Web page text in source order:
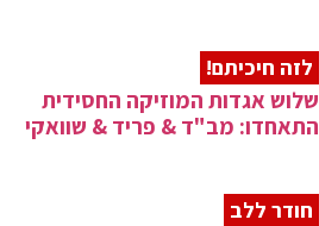
לזה חיכיתם!
שלוש אגדות המוזיקה החסידית
התאחדו: מב"ד & פריד & שוואקי
חודר ללב